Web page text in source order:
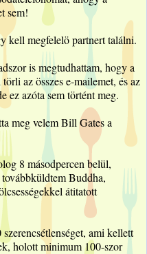
sem!
kell megfelelö partnert találni.
is megtudhattam, hogy a
az összes e-mailemet, és az
ez azóta sem történt meg.
meg velem Bill Gates a
8 másodpercen belül,
Buddha,
átitatott
ami kellett
holott minimum 100-szor